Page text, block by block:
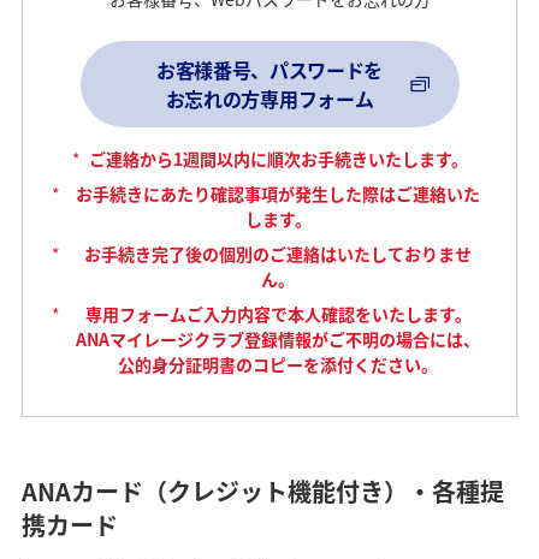
お客様番号、パスワードを
お忘れの方専用フォーム
* ご連絡から1週間以内に順次お手続きいたします。
*
お手続きにあたり確認事項が発生した際はご連絡いた
します。
*
お手続き完了後の個別のご連絡はいたしておりませ
ん。
*
専用フォームご入力内容で本人確認をいたします。
ANAマイレージクラブ登録情報がご不明の場合には、
公的身分証明書のコピーを添付ください。
ANAカード（クレジット機能付き）・各種提
携カード